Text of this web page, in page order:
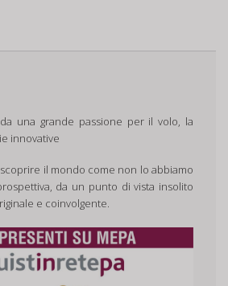
una grande passione per il volo, la
innovative
il mondo come non lo abbiamo
da un punto di vista insolito
e coinvolgente.